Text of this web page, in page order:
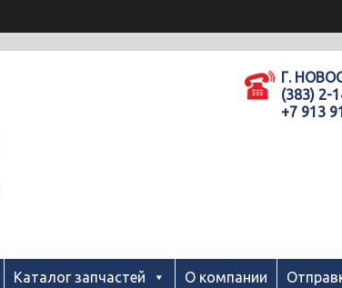
Г.
(383) 2-
+7 913
Каталог запчастей О компании